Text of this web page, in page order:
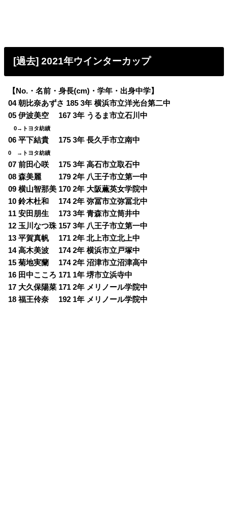
[過去] 2021年ウインターカップ
【No.・名前・身長(cm)・学年・出身中学】
04 朝比奈あずさ 185 3年 横浜市立洋光台第二中
05 伊波美空 167 3年 うるま市立石川中
0→トヨタ紡績
06 平下結貴 175 3年 長久手市立南中
0 →トヨタ紡績
07 前田心咲 175 3年 高石市立取石中
08 森美麗 179 2年 八王子市立第一中
09 横山智那美 170 2年 大阪薫英女学院中
10 鈴木杜和 174 2年 弥冨市立弥冨北中
11 安田朋生 173 3年 青森市立筒井中
12 玉川なつ珠 157 3年 八王子市立第一中
13 平賀真帆 171 2年 北上市立北上中
14 高木美波 174 2年 横浜市立戸塚中
15 菊地実蘭 174 2年 沼津市立沼津高中
16 田中こころ 171 1年 堺市立浜寺中
17 大久保陽菜 171 2年 メリノール学院中
18 福王伶奈 192 1年 メリノール学院中